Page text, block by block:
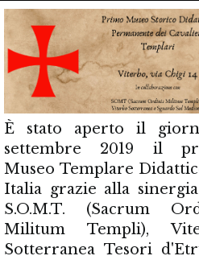
È stato aperto il
settembre 2019 il
Museo Templare
Italia grazie alla
S.O.M.T. (Sacrum
Militum Templi),
Sotterranea Tesori